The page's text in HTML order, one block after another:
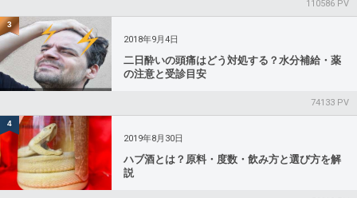
110586 PV
3
2018年9月4日
二日酔いの頭痛はどう対処する？水分補給・薬
の注意と受診目安
74133 PV
4
2019年8月30日
ハブ酒とは？原料・度数・飲み方と選び方を解
説